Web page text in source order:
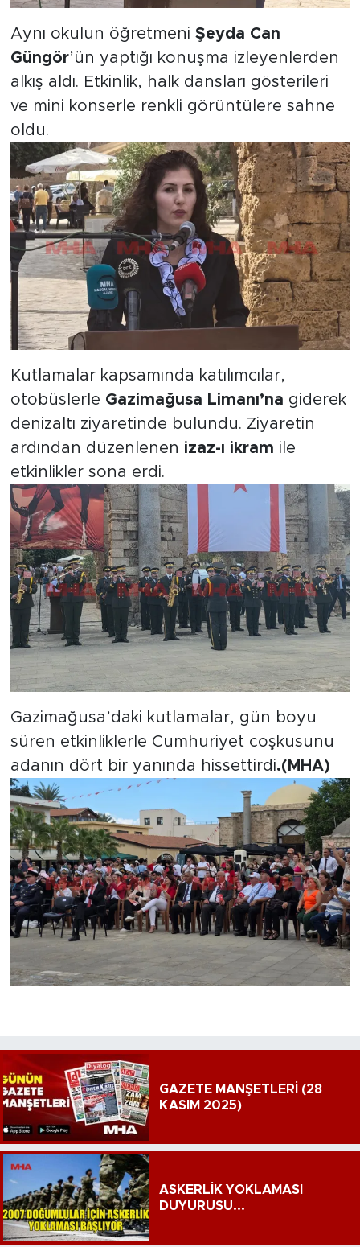
Aynı okulun öğretmeni Şeyda Can
Güngör’ün yaptığı konuşma izleyenlerden
alkış aldı. Etkinlik, halk dansları gösterileri
ve mini konserle renkli görüntülere sahne
oldu.
Kutlamalar kapsamında katılımcılar,
otobüslerle Gazimağusa Limanı’na giderek
denizaltı ziyaretinde bulundu. Ziyaretin
ardından düzenlenen izaz-ı ikram ile
etkinlikler sona erdi.
Gazimağusa’daki kutlamalar, gün boyu
süren etkinliklerle Cumhuriyet coşkusunu
adanın dört bir yanında hissettirdi.(MHA)
GAZETE MANŞETLERİ (28
KASIM 2025)
ASKERLİK YOKLAMASI
DUYURUSU...